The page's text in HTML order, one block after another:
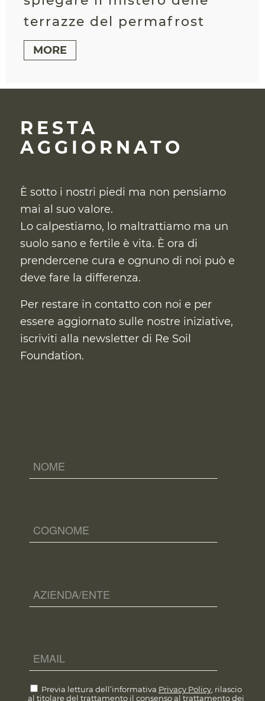
terrazze del permafrost
MORE
RESTA
AGGIORNATO
È sotto i nostri piedi ma non pensiamo
mai al suo valore.
Lo calpestiamo, lo maltrattiamo ma un
suolo sano e fertile è vita. È ora di
prendercene cura e ognuno di noi può e
deve fare la differenza.
Per restare in contatto con noi e per
essere aggiornato sulle nostre iniziative,
iscriviti alla newsletter di Re Soil
Foundation.
Previa lettura dell’informativa Privacy Policy, rilascio
al titolare del trattamento il consenso al trattamento dei